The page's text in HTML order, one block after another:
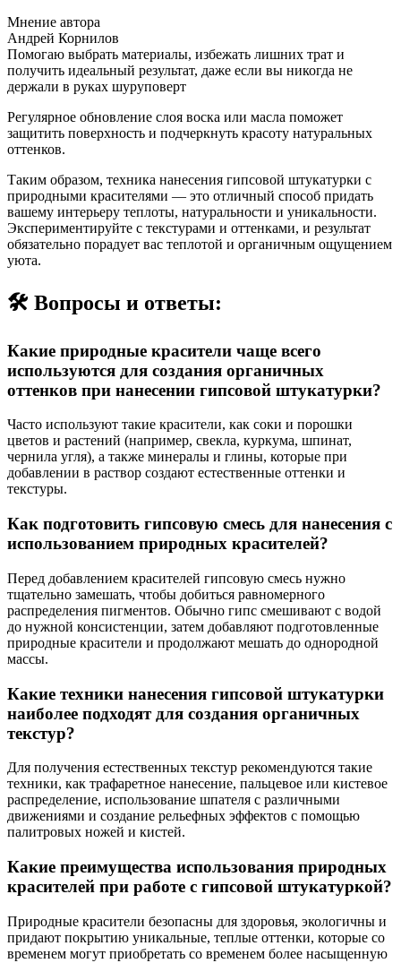
Мнение автора
Андрей Корнилов
Помогаю выбрать материалы, избежать лишних трат и
получить идеальный результат, даже если вы никогда не
держали в руках шуруповерт
Регулярное обновление слоя воска или масла поможет
защитить поверхность и подчеркнуть красоту натуральных
оттенков.
Таким образом, техника нанесения гипсовой штукатурки с
природными красителями — это отличный способ придать
вашему интерьеру теплоты, натуральности и уникальности.
Экспериментируйте с текстурами и оттенками, и результат
обязательно порадует вас теплотой и органичным ощущением
уюта.
🛠️ Вопросы и ответы:
Какие природные красители чаще всего
используются для создания органичных
оттенков при нанесении гипсовой штукатурки?
Часто используют такие красители, как соки и порошки
цветов и растений (например, свекла, куркума, шпинат,
чернила угля), а также минералы и глины, которые при
добавлении в раствор создают естественные оттенки и
текстуры.
Как подготовить гипсовую смесь для нанесения с
использованием природных красителей?
Перед добавлением красителей гипсовую смесь нужно
тщательно замешать, чтобы добиться равномерного
распределения пигментов. Обычно гипс смешивают с водой
до нужной консистенции, затем добавляют подготовленные
природные красители и продолжают мешать до однородной
массы.
Какие техники нанесения гипсовой штукатурки
наиболее подходят для создания органичных
текстур?
Для получения естественных текстур рекомендуются такие
техники, как трафаретное нанесение, пальцевое или кистевое
распределение, использование шпателя с различными
движениями и создание рельефных эффектов с помощью
палитровых ножей и кистей.
Какие преимущества использования природных
красителей при работе с гипсовой штукатуркой?
Природные красители безопасны для здоровья, экологичны и
придают покрытию уникальные, теплые оттенки, которые со
временем могут приобретать со временем более насыщенную